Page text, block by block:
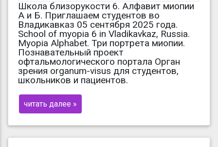
Школа близорукости 6. Алфавит миопии
А и Б. Приглашаем студентов во
Владикавказ 05 сентября 2025 года.
School of myopia 6 in Vladikavkaz, Russia.
Myopia Alphabet. Три портрета миопии.
Познавательный проект
офтальмологического портала Орган
зрения organum-visus для студентов,
школьников и пациентов.
читать далее »